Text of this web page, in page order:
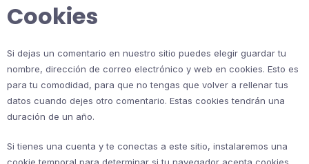
Cookies
Si dejas un comentario en nuestro sitio puedes elegir guardar tu
nombre, dirección de correo electrónico y web en cookies. Esto es
para tu comodidad, para que no tengas que volver a rellenar tus
datos cuando dejes otro comentario. Estas cookies tendrán una
duración de un año.
Si tienes una cuenta y te conectas a este sitio, instalaremos una